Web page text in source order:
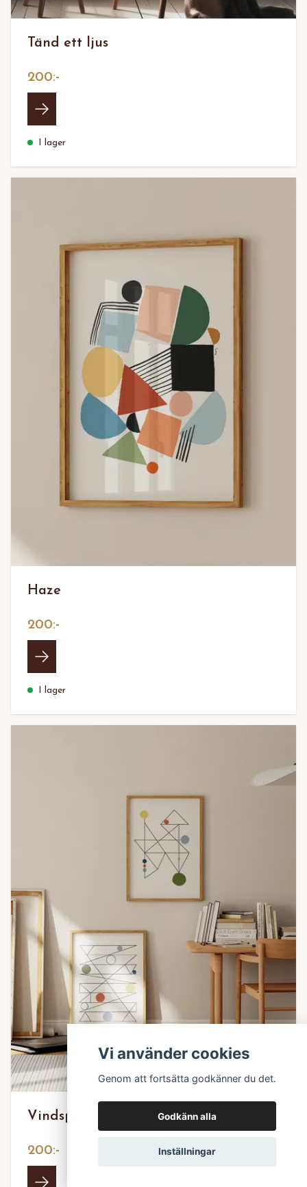
Tänd ett ljus
200:-
I lager
Haze
200:-
I lager
Vindspel
200:-
Vi använder cookies
Genom att fortsätta godkänner du det.
Godkänn alla
Inställningar